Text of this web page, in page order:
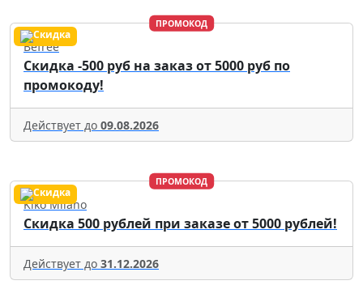
ПРОМОКОД
Befree
Скидка -500 руб на заказ от 5000 руб по
промокоду!
Действует до 09.08.2026
ПРОМОКОД
Kiko Milano
Скидка 500 рублей при заказе от 5000 рублей!
Действует до 31.12.2026